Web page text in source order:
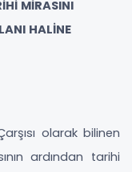
MİRASINI
HALİNE
olarak bilinen
ardından tarihi